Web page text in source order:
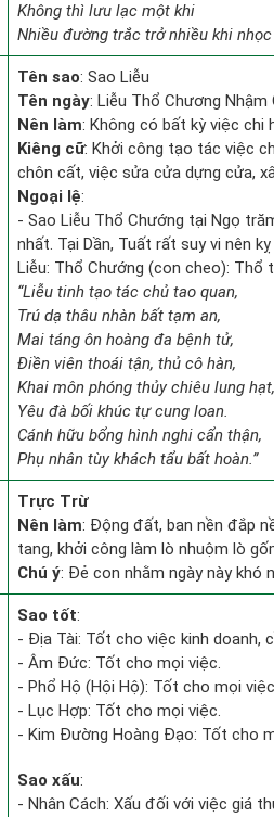
Không thì lưu lạc một khi
Nhiều đường trắc trở nhiều khi nhọc
Tên sao: Sao Liễu
Tên ngày: Liễu Thổ Chương
Nên làm: Không có bất kỳ việc chi
Kiêng cữ: Khởi công tạo tác việc
chôn cất, việc sửa cửa dựng cửa,
Ngoại lệ:
- Sao Liễu Thổ Chướng tại Ngọ
nhất. Tại Dần, Tuất rất suy vi nên
Liễu: Thổ Chướng (con cheo): Thổ
“Liễu tinh tạo tác chủ tao quan,
Trú dạ thâu nhàn bất tạm an,
Mai táng ôn hoàng đa bệnh tử,
Điền viên thoái tận, thủ cô hàn,
Khai môn phóng thủy chiêu lung hạt,
Yêu đà bối khúc tự cung loan.
Cánh hữu bổng hình nghi cẩn thận,
Phụ nhân tùy khách tẩu bất hoàn.”
Trực Trừ
Nên làm: Động đất, ban nền đắp
tang, khởi công làm lò nhuộm lò
Chú ý: Đẻ con nhằm ngày này khó
Sao tốt:
- Địa Tài: Tốt cho việc kinh doanh,
- Âm Đức: Tốt cho mọi việc.
- Phổ Hộ (Hội Hộ): Tốt cho mọi
- Lục Hợp: Tốt cho mọi việc.
- Kim Đường Hoàng Đạo: Tốt cho
Sao xấu:
- Nhân Cách: Xấu đối với việc giá